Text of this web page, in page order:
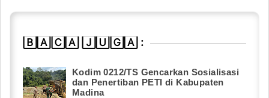
🄱🄰🄲🄰 🄹🅄🄶🄰 :
Kodim 0212/TS Gencarkan Sosialisasi
dan Penertiban PETI di Kabupaten
Madina